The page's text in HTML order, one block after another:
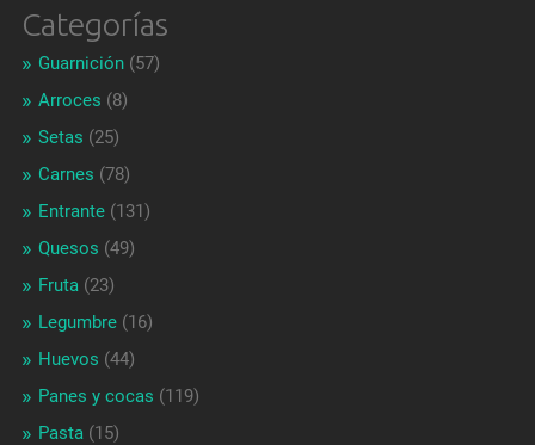
Categorías
Guarnición(57)
Arroces (8)
Setas (25)
Carnes (78)
Entrante(131)
Quesos (49)
Fruta (23)
Legumbre(16)
Huevos (44)
Panes y cocas (119)
Pasta (15)